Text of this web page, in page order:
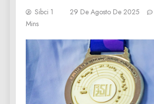
Sibci 1 29 De Agosto De 2025
Mins